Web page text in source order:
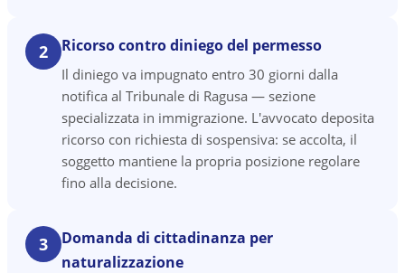
2 Ricorso contro diniego del permesso
Il diniego va impugnato entro 30 giorni dalla
notifica al Tribunale di Ragusa — sezione
specializzata in immigrazione. L'avvocato deposita
ricorso con richiesta di sospensiva: se accolta, il
soggetto mantiene la propria posizione regolare
fino alla decisione.
3
Domanda di cittadinanza per
naturalizzazione